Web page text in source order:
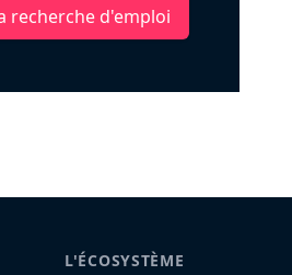
recherche d'emploi
L'ÉCOSYSTÈME